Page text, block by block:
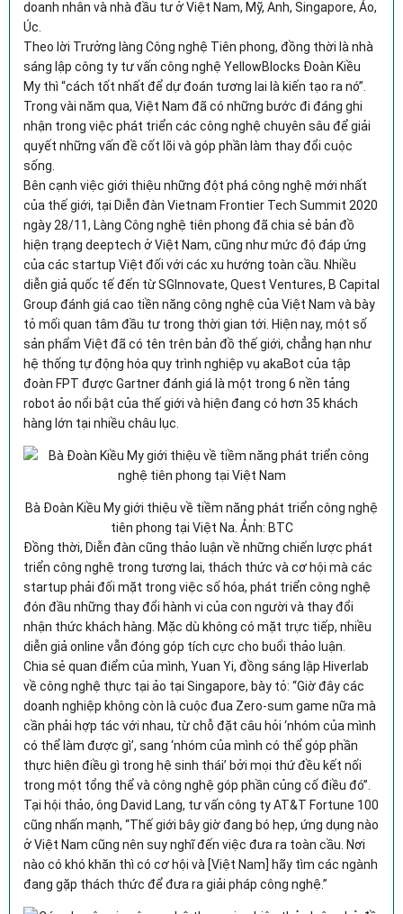
doanh nhân và nhà đầu tư ở Việt Nam, Mỹ, Anh, Singapore, Áo,
Úc.
Theo lời Trưởng làng Công nghệ Tiên phong, đồng thời là nhà
sáng lập công ty tư vấn công nghệ YellowBlocks Đoàn Kiều
My thì “cách tốt nhất để dự đoán tương lai là kiến tạo ra nó”.
Trong vài năm qua, Việt Nam đã có những bước đi đáng ghi
nhận trong việc phát triển các công nghệ chuyên sâu để giải
quyết những vấn đề cốt lõi và góp phần làm thay đổi cuộc
sống.
Bên cạnh việc giới thiệu những đột phá công nghệ mới nhất
của thế giới, tại Diễn đàn Vietnam Frontier Tech Summit 2020
ngày 28/11, Làng Công nghệ tiên phong đã chia sẻ bản đồ
hiện trạng deeptech ở Việt Nam, cũng như mức độ đáp ứng
của các startup Việt đối với các xu hướng toàn cầu. Nhiều
diễn giả quốc tế đến từ SGInnovate, Quest Ventures, B Capital
Group đánh giá cao tiền năng công nghệ của Việt Nam và bày
tỏ mối quan tâm đầu tư trong thời gian tới. Hiện nay, một số
sản phẩm Việt đã có tên trên bản đồ thế giới, chẳng hạn như
hệ thống tự động hóa quy trình nghiệp vụ akaBot của tập
đoàn FPT được Gartner đánh giá là một trong 6 nền tảng
robot ảo nổi bật của thế giới và hiện đang có hơn 35 khách
hàng lớn tại nhiều châu lục.
Bà Đoàn Kiều My giới thiệu về tiềm năng phát triển công nghệ
tiên phong tại Việt Na. Ảnh: BTC
Đồng thời, Diễn đàn cũng thảo luận về những chiến lược phát
triển công nghệ trong tương lai, thách thức và cơ hội mà các
startup phải đối mặt trong việc số hóa, phát triển công nghệ
đón đầu những thay đổi hành vi của con người và thay đổi
nhận thức khách hàng. Mặc dù không có mặt trực tiếp, nhiều
diễn giả online vẫn đóng góp tích cực cho buổi thảo luận.
Chia sẻ quan điểm của mình, Yuan Yi, đồng sáng lập Hiverlab
về công nghệ thực tại ảo tại Singapore, bày tỏ: “Giờ đây các
doanh nghiệp không còn là cuộc đua Zero-sum game nữa mà
cần phải hợp tác với nhau, từ chỗ đặt câu hỏi ‘nhóm của mình
có thể làm được gì’, sang ‘nhóm của mình có thể góp phần
thực hiện điều gì trong hệ sinh thái’ bởi mọi thứ đều kết nối
trong một tổng thể và công nghệ góp phần củng cố điều đó”.
Tại hội thảo, ông David Lang, tư vấn công ty AT&T Fortune 100
cũng nhấn mạnh, “Thế giới bây giờ đang bó hẹp, ứng dụng nào
ở Việt Nam cũng nên suy nghĩ đến việc đưa ra toàn cầu. Nơi
nào có khó khăn thì có cơ hội và [Việt Nam] hãy tìm các ngành
đang gặp thách thức để đưa ra giải pháp công nghệ.”